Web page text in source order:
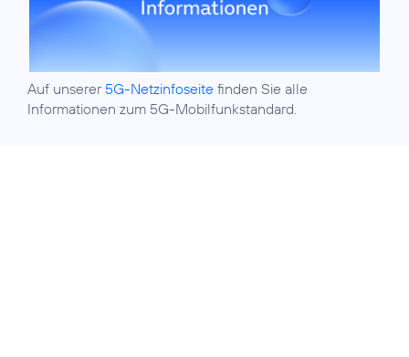
Auf unserer 5G-Netzinfoseite finden Sie alle
Informationen zum 5G-Mobilfunkstandard.